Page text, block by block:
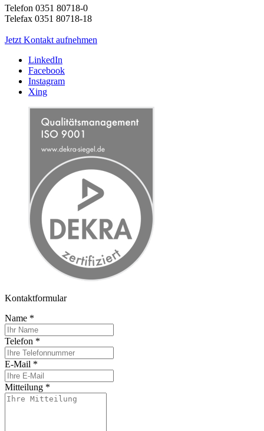
Telefon 0351 80718-0
Telefax 0351 80718-18
Jetzt Kontakt aufnehmen
LinkedIn
Facebook
Instagram
Xing
Kontaktformular
Name *
Telefon *
E-Mail *
Mitteilung *